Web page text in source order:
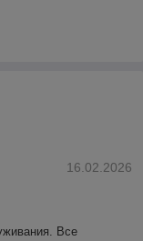
16.02.2026
Все